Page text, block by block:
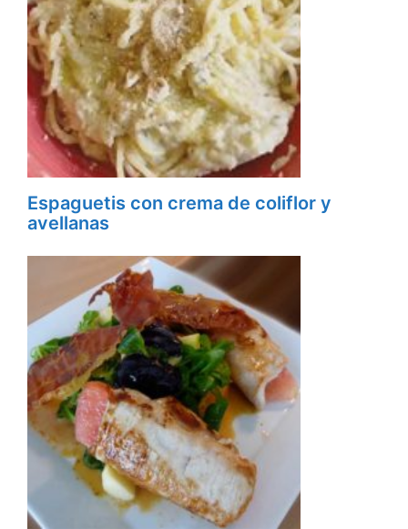
Espaguetis con crema de coliflor y
avellanas